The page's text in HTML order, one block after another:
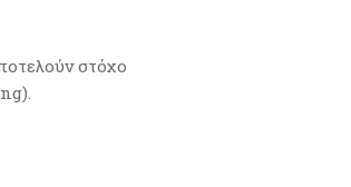
στόχο